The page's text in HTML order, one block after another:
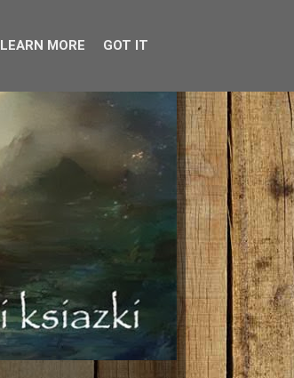
LEARN MORE GOT IT